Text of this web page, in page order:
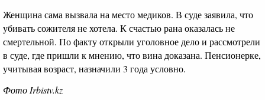
Женщина сама вызвала на место медиков. В суде заявила, что
убивать сожителя не хотела. К счастью рана оказалась не
смертельной. По факту открыли уголовное дело и рассмотрели
в суде, где пришли к мнению, что вина доказана. Пенсионерке,
учитывая возраст, назначили 3 года условно.
Фото Irbistv.kz